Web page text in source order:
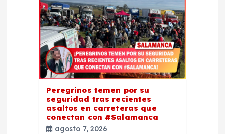
Peregrinos temen por su
seguridad tras recientes
asaltos en carreteras que
conectan con #Salamanca
agosto 7, 2026